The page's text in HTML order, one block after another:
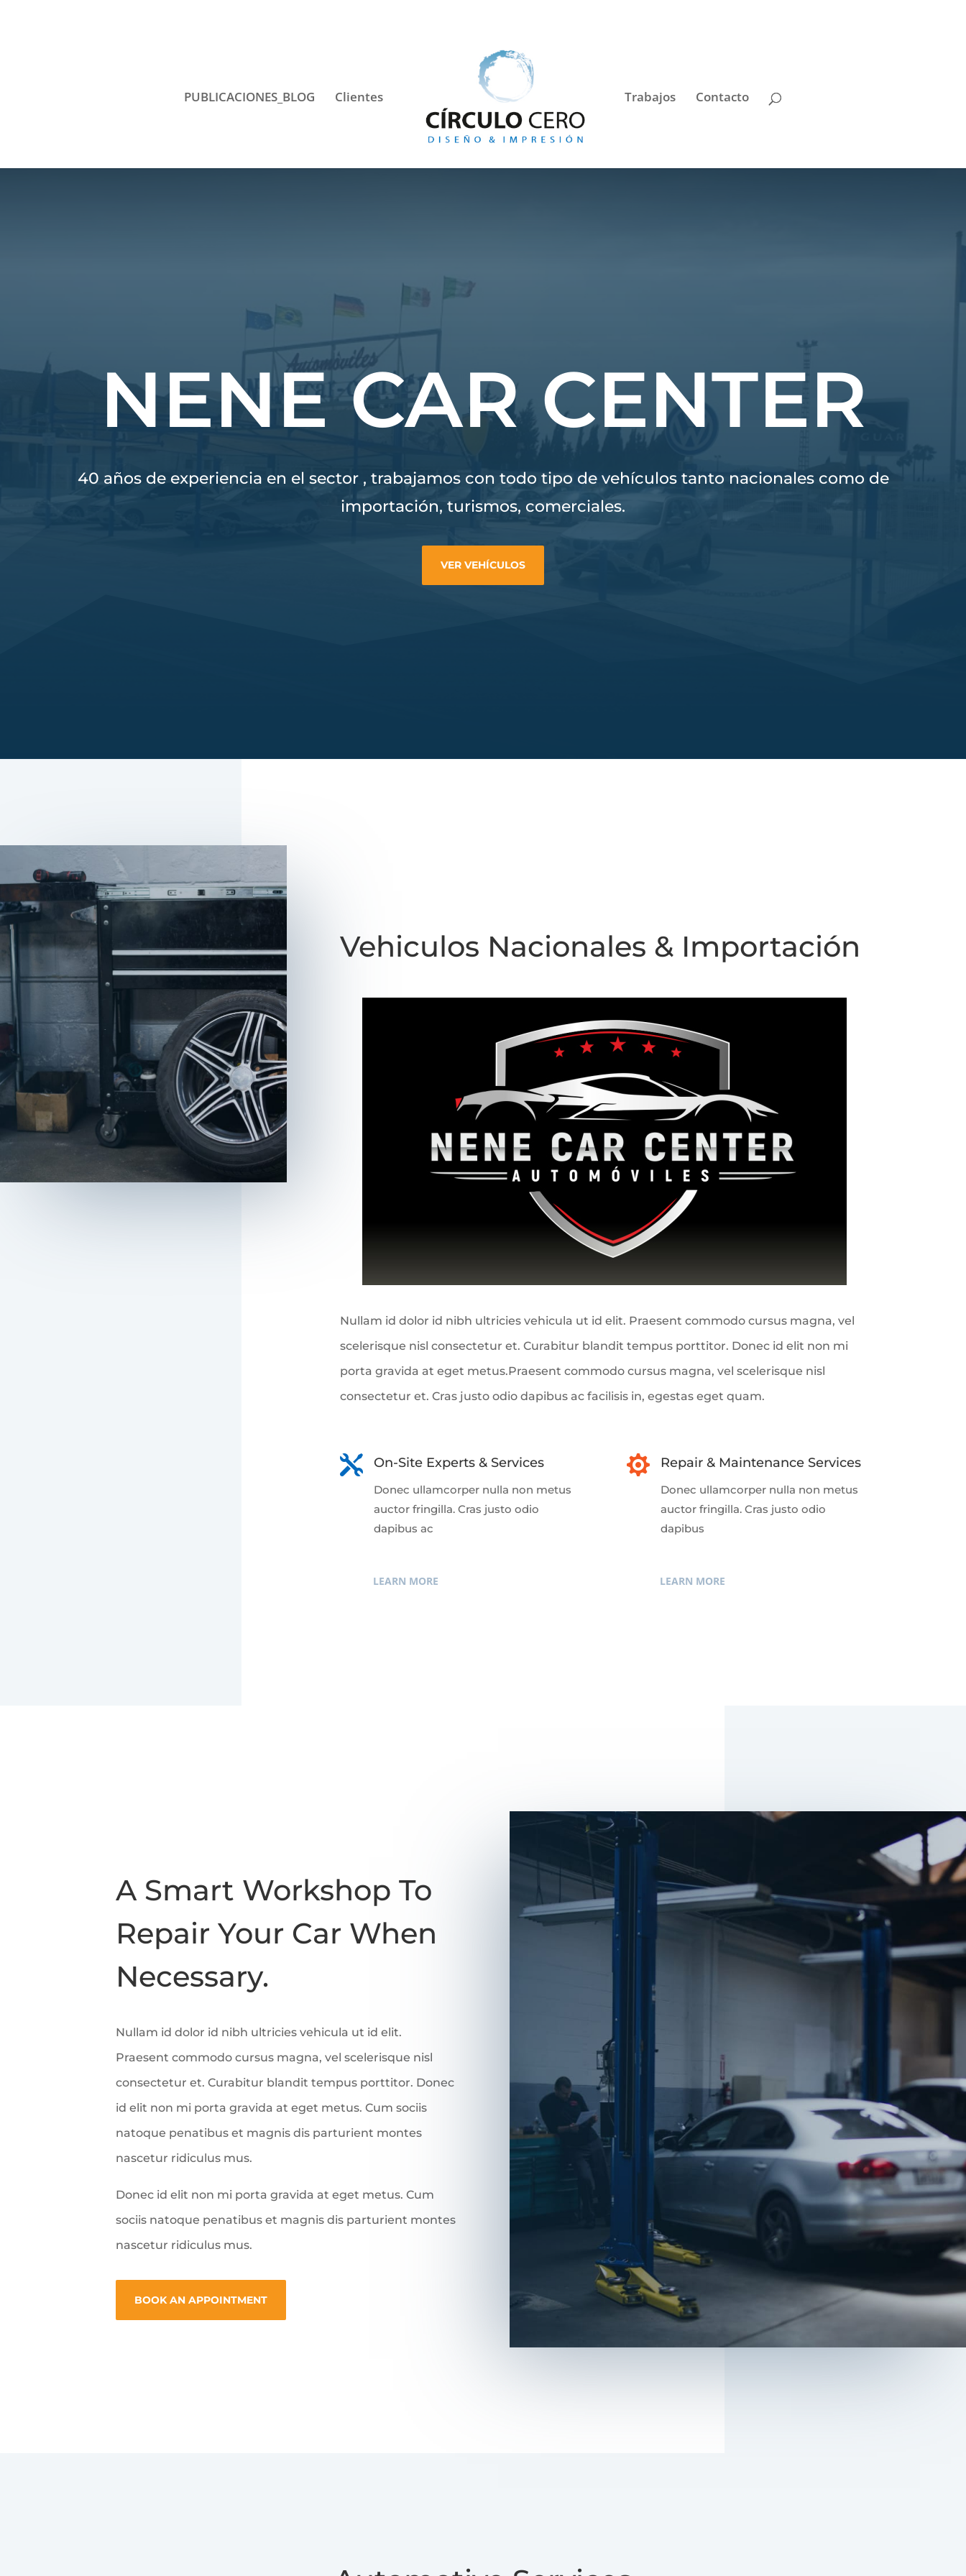
PUBLICACIONES_BLOG Clientes Trabajos Contacto
NENE CAR CENTER
40 años de experiencia en el sector , trabajamos con todo tipo de vehículos tanto nacionales como de
importación, turismos, comerciales.
VER VEHÍCULOS
Vehiculos Nacionales & Importación
Nullam id dolor id nibh ultricies vehicula ut id elit. Praesent commodo cursus magna, vel
scelerisque nisl consectetur et. Curabitur blandit tempus porttitor. Donec id elit non mi
porta gravida at eget metus.Praesent commodo cursus magna, vel scelerisque nisl
consectetur et. Cras justo odio dapibus ac facilisis in, egestas eget quam.
 On-Site Experts & Services
Donec ullamcorper nulla non metus
auctor fringilla. Cras justo odio
dapibus ac
LEARN MORE
 Repair & Maintenance Services
Donec ullamcorper nulla non metus
auctor fringilla. Cras justo odio
dapibus
LEARN MORE
A Smart Workshop To
Repair Your Car When
Necessary.
Nullam id dolor id nibh ultricies vehicula ut id elit.
Praesent commodo cursus magna, vel scelerisque nisl
consectetur et. Curabitur blandit tempus porttitor. Donec
id elit non mi porta gravida at eget metus. Cum sociis
natoque penatibus et magnis dis parturient montes
nascetur ridiculus mus.
Donec id elit non mi porta gravida at eget metus. Cum
sociis natoque penatibus et magnis dis parturient montes
nascetur ridiculus mus.
BOOK AN APPOINTMENT